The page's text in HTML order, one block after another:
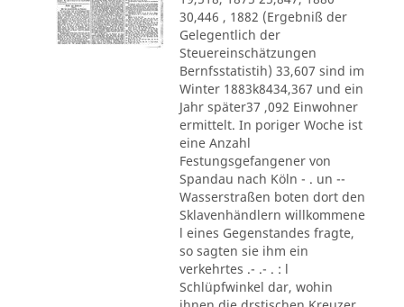
30,446 , 1882 (Ergebniß der
Gelegentlich der
Steuereinschätzungen
Bernfsstatistih) 33,607 sind im
Winter 1883k8434,367 und ein
Jahr später37 ,092 Einwohner
ermittelt. In poriger Woche ist
eine Anzahl
Festungsgefangener von
Spandau nach Köln - . un --
Wasserstraßen boten dort den
Sklavenhändlern willkommene
l eines Gegenstandes fragte,
so sagten sie ihm ein
verkehrtes .- .- . : l
Schlüpfwinkel dar, wohin